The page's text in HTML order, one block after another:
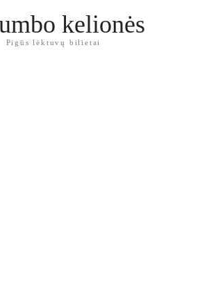
kelionės
Pigūs lėktuvų bilietai